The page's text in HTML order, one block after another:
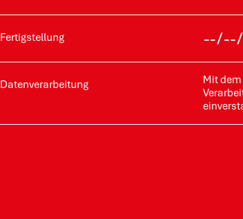
Fertigstellung
Mit
Daten­verarbeitung